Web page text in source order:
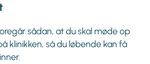
sådan, at du skal møde op
klinikken, så du løbende kan få